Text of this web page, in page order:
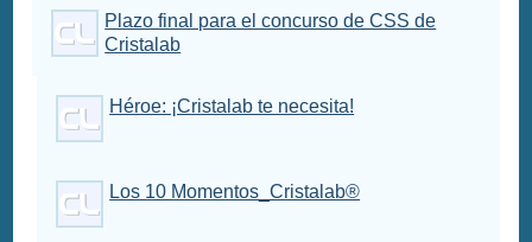
Plazo final para el concurso de CSS de
Cristalab
Héroe: ¡Cristalab te necesita!
Los 10 Momentos_Cristalab®